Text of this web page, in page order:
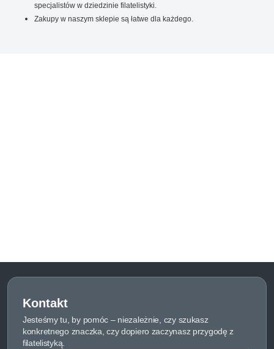
specjalistów w dziedzinie filatelistyki.
Zakupy w naszym sklepie są łatwe dla każdego.
Kontakt
Jesteśmy tu, by pomóc – niezależnie, czy szukasz
konkretnego znaczka, czy dopiero zaczynasz przygodę z
filatelistyką.